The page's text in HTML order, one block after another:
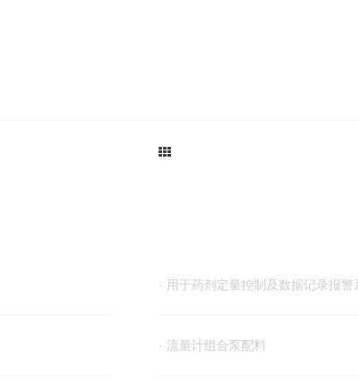
· 用于药剂定量控制及数据记录报警
· 流量计组合泵配料